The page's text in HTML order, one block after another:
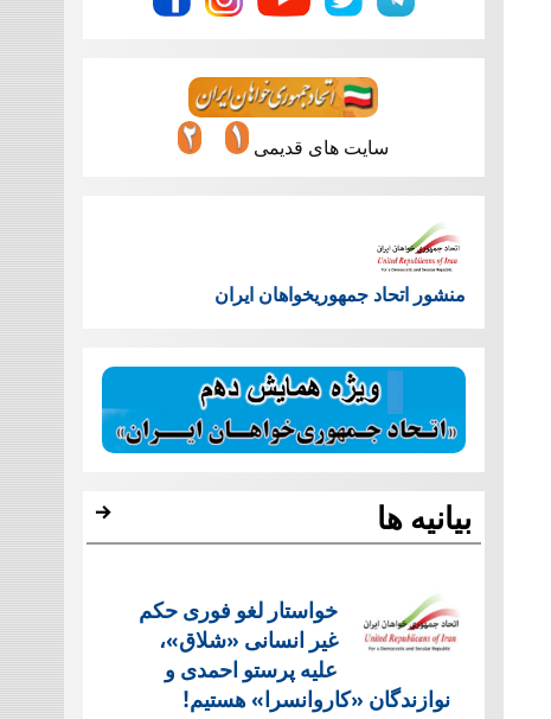
سایت های قدیمی
منشور اتحاد جمهوریخواهان ایران
بیانیه ها
خواستار لغو فوری حکم
غیر انسانی «شلاق»،
علیه پرستو احمدی و
نوازندگان «کاروانسرا» هستیم!